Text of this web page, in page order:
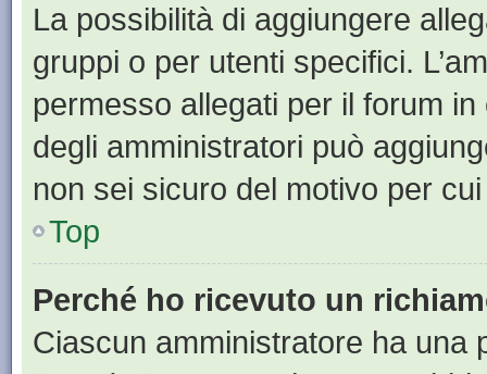
La possibilità di aggiungere
gruppi o per utenti specifici.
permesso allegati per il forum
degli amministratori può
non sei sicuro del motivo per
Top
Perché ho ricevuto un
Ciascun amministratore ha una